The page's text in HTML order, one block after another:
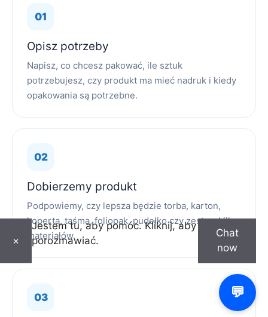
Opisz potrzeby
Napisz, co chcesz pakować, ile sztuk
potrzebujesz, czy produkt ma mieć nadruk i kiedy
opakowania są potrzebne.
Dobierzemy produkt
Podpowiemy, czy lepsza będzie torba, karton,
koperta, taśma, foliopak, pudełko czy zestaw kilku
materiałów.
×
Jestem tu, aby pomóc. Kliknij, aby
porozmawiać.
Chat
now